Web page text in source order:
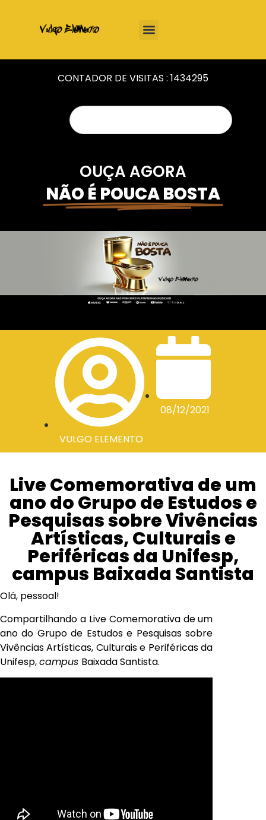
CONTADOR DE VISITAS : 1434295
OUÇA AGORA
NÃO É POUCA BOSTA
VULGO ELEMENTO
08/12/2021
Live Comemorativa de um
ano do Grupo de Estudos e
Pesquisas sobre Vivências
Artísticas, Culturais e
Periféricas da Unifesp,
campus Baixada Santista
Olá, pessoal!
Compartilhando a Live Comemorativa de um
ano do Grupo de Estudos e Pesquisas sobre
Vivências Artísticas, Culturais e Periféricas da
Unifesp,campus Baixada Santista.